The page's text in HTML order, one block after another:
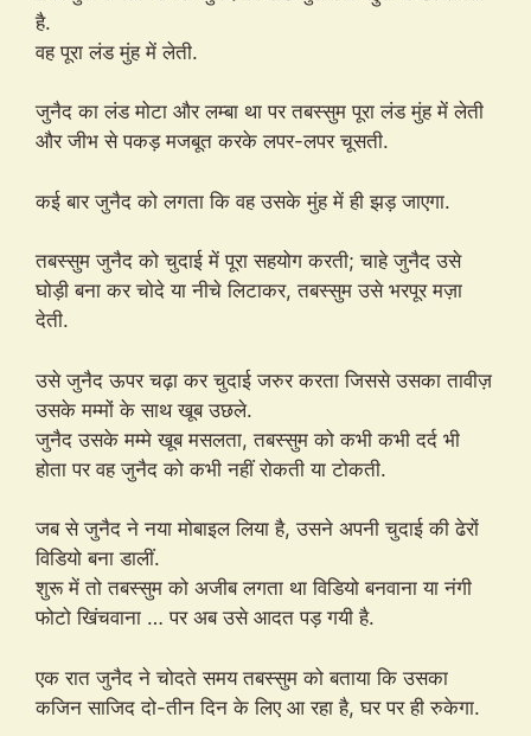
है.
वह पूरा लंड मुंह में लेती.
जुनैद का लंड मोटा और लम्बा था पर तबस्सुम पूरा लंड मुंह में लेती
और जीभ से पकड़ मजबूत करके लपर-लपर चूसती.
कई बार जुनैद को लगता कि वह उसके मुंह में ही झड़ जाएगा.
तबस्सुम जुनैद को चुदाई में पूरा सहयोग करती; चाहे जुनैद उसे
घोड़ी बना कर चोदे या नीचे लिटाकर, तबस्सुम उसे भरपूर मज़ा
देती.
उसे जुनैद ऊपर चढ़ा कर चुदाई जरुर करता जिससे उसका तावीज़
उसके मम्मों के साथ खूब उछले.
जुनैद उसके मम्मे खूब मसलता, तबस्सुम को कभी कभी दर्द भी
होता पर वह जुनैद को कभी नहीं रोकती या टोकती.
जब से जुनैद ने नया मोबाइल लिया है, उसने अपनी चुदाई की ढेरों
विडियो बना डालीं.
शुरू में तो तबस्सुम को अजीब लगता था विडियो बनवाना या नंगी
फोटो खिंचवाना … पर अब उसे आदत पड़ गयी है.
एक रात जुनैद ने चोदते समय तबस्सुम को बताया कि उसका
कजिन साजिद दो-तीन दिन के लिए आ रहा है, घर पर ही रुकेगा.